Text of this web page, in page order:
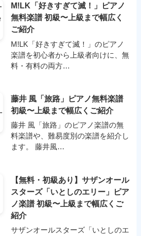
M!LK「好きすぎて滅！」ピアノ
無料楽譜 初級〜上級まで幅広く
ご紹介
M!LK「好きすぎて滅！」のピアノ
楽譜を初心者から上級者向けに、無
料・有料の両方…
藤井 風「旅路」ピアノ無料楽譜
初級〜上級まで幅広くご紹介
藤井 風「旅路」のピアノ楽譜の無
料楽譜や、難易度別の楽譜を紹介し
ます。 藤井風…
【無料・初級あり】サザンオール
スターズ「いとしのエリー」ピア
ノ楽譜 初級〜上級まで幅広くご
紹介
サザンオールスターズ「いとしのエ